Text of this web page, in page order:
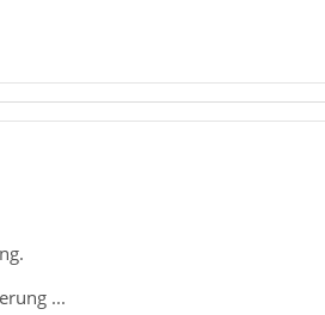
...